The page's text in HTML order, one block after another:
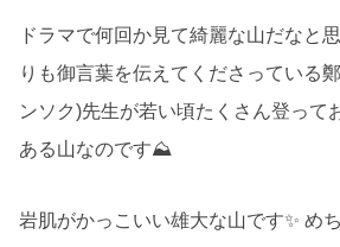
ドラマで何回か見て綺麗な山だなと
りも御言葉を伝えてくださっている
ンソク)先生が若い頃たくさん登って
ある山なのです⛰
岩肌がかっこいい雄大な山です✨ め